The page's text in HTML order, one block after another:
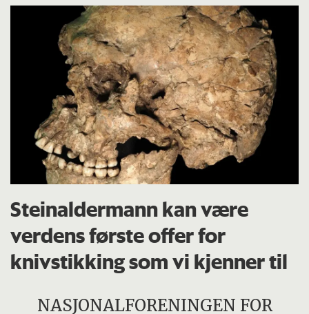
Steinaldermann kan være
verdens første offer for
knivstikking som vi kjenner til
NASJONALFORENINGEN FOR